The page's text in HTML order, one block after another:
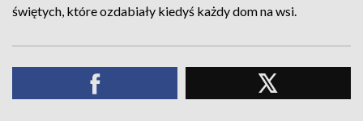
świętych, które ozdabiały kiedyś każdy dom na wsi.